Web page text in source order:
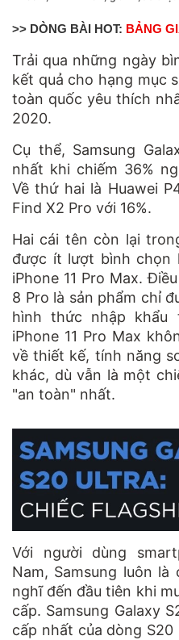
>> DÒNG BÀI HOT: BẢNG
Trải qua những ngày
kết quả cho hạng mục
toàn quốc yêu thích
2020.
Cụ thể, Samsung
nhất khi chiếm 36%
Về thứ hai là Huawei
Find X2 Pro với 16%.
Hai cái tên còn lại
được ít lượt bình chọn
iPhone 11 Pro Max.
8 Pro là sản phẩm chỉ
hình thức nhập khẩu
iPhone 11 Pro Max
về thiết kế, tính năng
khác, dù vẫn là một
"an toàn" nhất.
Với người dùng
Nam, Samsung luôn
nghĩ đến đầu tiên khi
cấp. Samsung Galaxy
cấp nhất của dòng